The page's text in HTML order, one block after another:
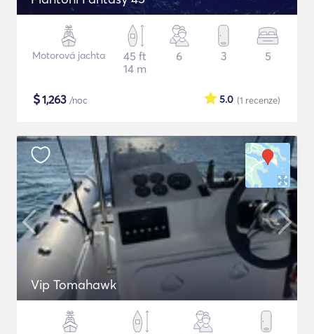
Motorová jachta
45 ft
14 m
6 3 5
$1,263 /noc (1 recenze)
5.0
Vip Tomahawk